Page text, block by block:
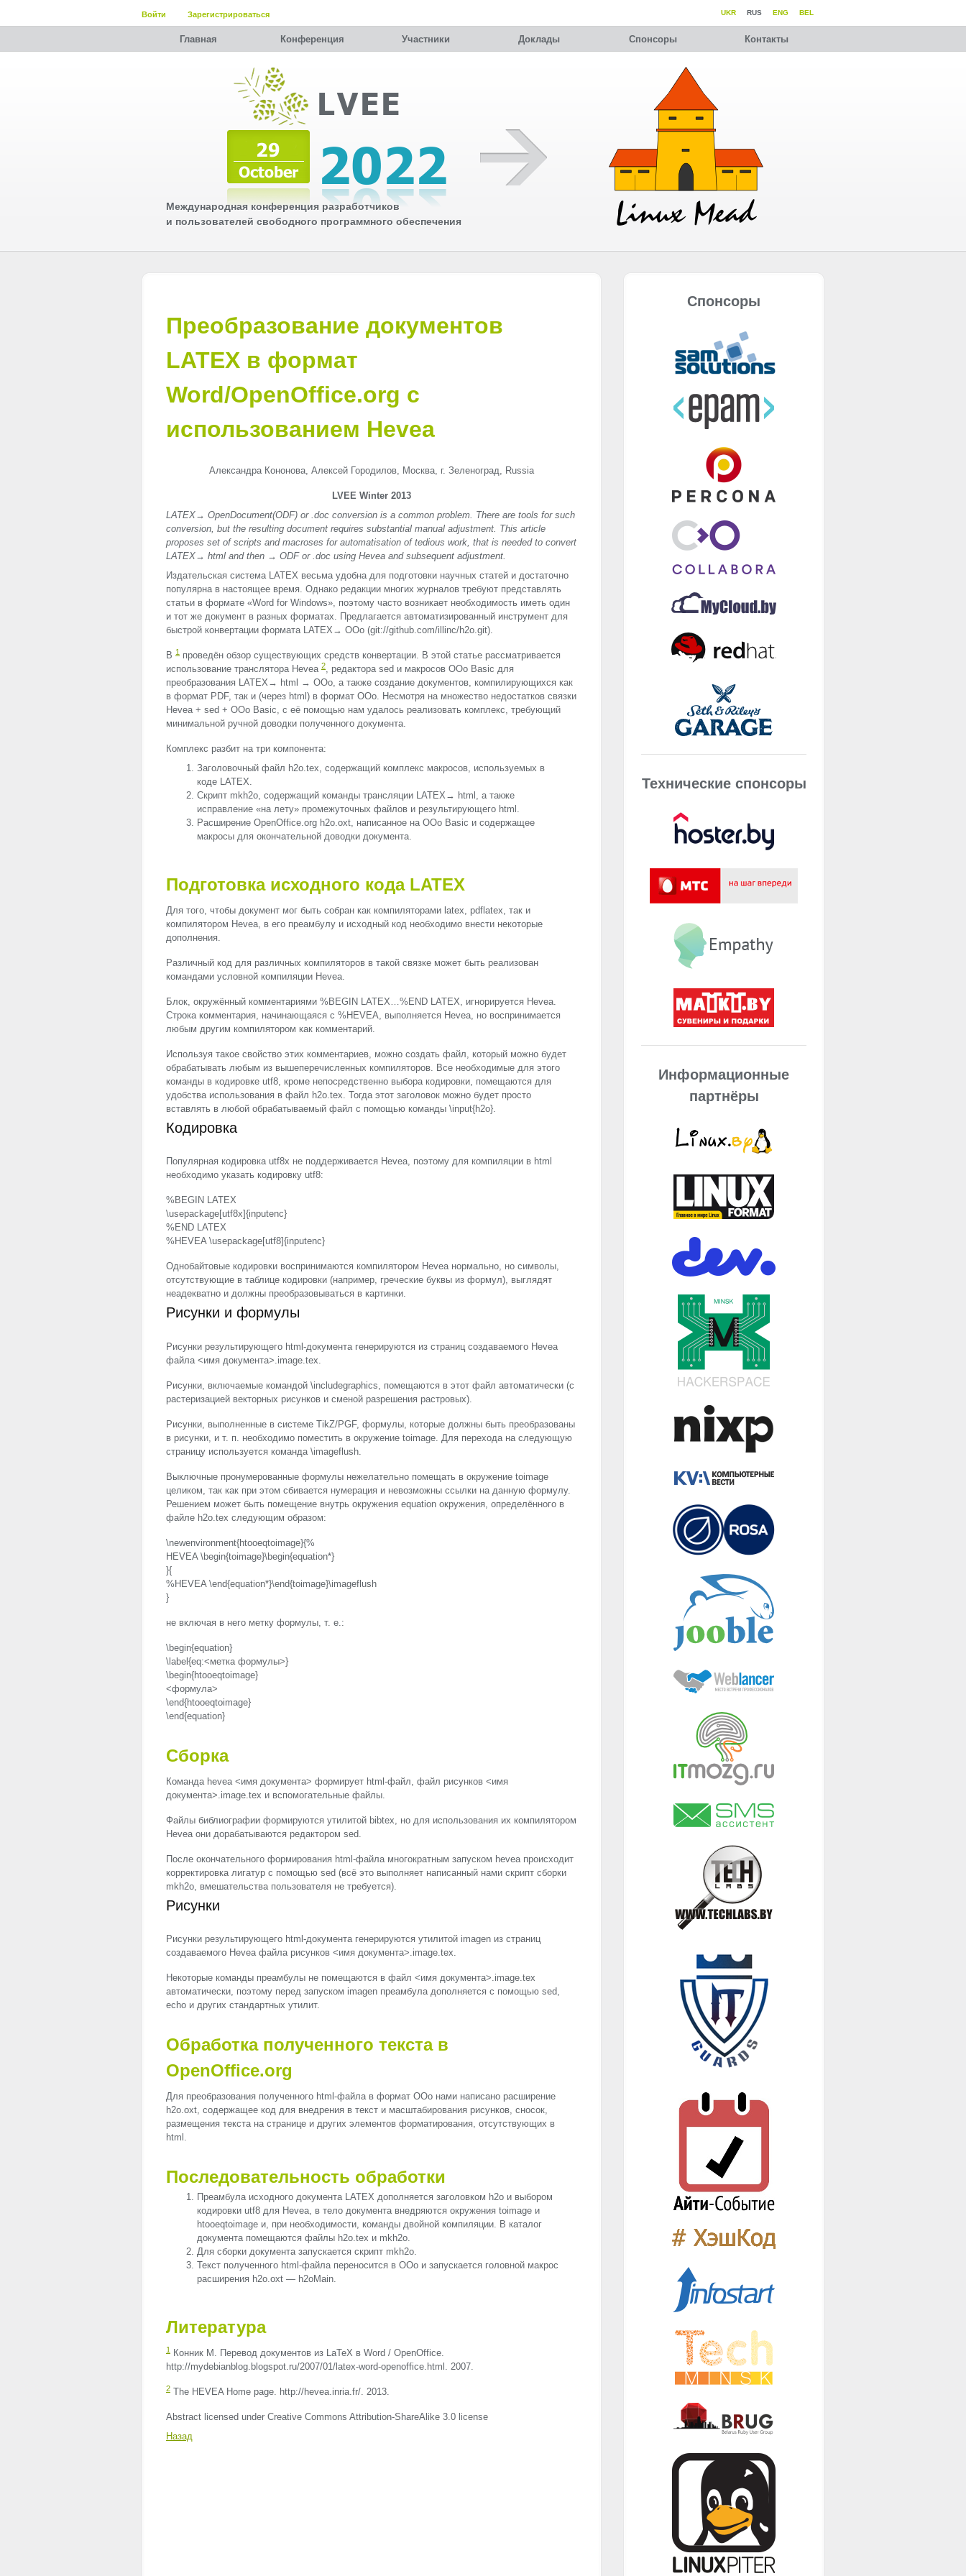
Войти Зарегистрироваться BEL
ENG
RUS
UKR
Главная Конференция Участники Доклады Спонсоры Контакты
Международная конференция разработчиков
и пользователей свободного программного обеспечения
Преобразование документов
LATEX в формат
Word/OpenOffice.org с
использованием Hevea
Александра Кононова, Алексей Городилов, Москва, г. Зеленоград, Russia
LVEE Winter 2013
LATEX→ OpenDocument(ODF) or .doc conversion is a common problem. There are tools for such
conversion, but the resulting document requires substantial manual adjustment. This article
proposes set of scripts and macroses for automatisation of tedious work, that is needed to convert
LATEX→ html and then → ODF or .doc using Hevea and subsequent adjustment.
Издательская система LATEX весьма удобна для подготовки научных статей и достаточно
популярна в настоящее время. Однако редакции многих журналов требуют представлять
статьи в формате «Word for Windows», поэтому часто возникает необходимость иметь один
и тот же документ в разных форматах. Предлагается автоматизированный инструмент для
быстрой конвертации формата LATEX→ OOo (git://github.com/illinc/h2o.git).
В 1 проведён обзор существующих средств конвертации. В этой статье рассматривается
использование транслятора Hevea 2, редактора sed и макросов OOo Basic для
преобразования LATEX→ html → OOo, а также создание документов, компилирующихся как
в формат PDF, так и (через html) в формат OOo. Несмотря на множество недостатков связки
Hevea + sed + OOo Basic, с её помощью нам удалось реализовать комплекс, требующий
минимальной ручной доводки полученного документа.
Комплекс разбит на три компонента:
Заголовочный файл h2o.tex, содержащий комплекс макросов, используемых в
коде LATEX.
Скрипт mkh2o, содержащий команды трансляции LATEX→ html, а также
исправление «на лету» промежуточных файлов и результирующего html.
Расширение OpenOffice.org h2o.oxt, написанное на OOo Basic и содержащее
макросы для окончательной доводки документа.
Подготовка исходного кода LATEX
Для того, чтобы документ мог быть собран как компиляторами latex, pdflatex, так и
компилятором Hevea, в его преамбулу и исходный код необходимо внести некоторые
дополнения.
Различный код для различных компиляторов в такой связке может быть реализован
командами условной компиляции Hevea.
Блок, окружённый комментариями %BEGIN LATEX …%END LATEX , игнорируется Hevea.
Строка комментария, начинающаяся с %HEVEA , выполняется Hevea, но воспринимается
любым другим компилятором как комментарий.
Используя такое свойство этих комментариев, можно создать файл, который можно будет
обрабатывать любым из вышеперечисленных компиляторов. Все необходимые для этого
команды в кодировке utf8, кроме непосредственно выбора кодировки, помещаются для
удобства использования в файл h2o.tex. Тогда этот заголовок можно будет просто
вставлять в любой обрабатываемый файл с помощью команды \input{h2o}.
Кодировка
Популярная кодировка utf8x не поддерживается Hevea, поэтому для компиляции в html
необходимо указать кодировку utf8:
% BEGIN LATEX
\usepackage[utf8x]{inputenc}
% END LATEX
% HEVEA\usepackage[utf8]{inputenc}
Однобайтовые кодировки воспринимаются компилятором Hevea нормально, но символы,
отсутствующие в таблице кодировки (например, греческие буквы из формул), выглядят
неадекватно и должны преобразовываться в картинки.
Рисунки и формулы
Рисунки результирующего html-документа генерируются из страниц создаваемого Hevea
файла <имя документа>.image.tex.
Рисунки, включаемые командой \includegraphics, помещаются в этот файл автоматически (с
растеризацией векторных рисунков и сменой разрешения растровых).
Рисунки, выполненные в системе TikZ/PGF, формулы, которые должны быть преобразованы
в рисунки, и т. п. необходимо поместить в окружение toimage. Для перехода на следующую
страницу используется команда \imageflush.
Выключные пронумерованные формулы нежелательно помещать в окружение toimage
целиком, так как при этом сбивается нумерация и невозможны ссылки на данную формулу.
Решением может быть помещение внутрь окружения equation окружения, определённого в
файле h2o.tex следующим образом:
\newenvironment{htooeqtoimage}{%
HEVEA \begin{toimage}\begin{equation*}
}{
%HEVEA \end{equation*}\end{toimage}\imageflush
}
не включая в него метку формулы, т. е.:
\begin{equation}
\label{eq:<метка формулы>}
\begin{htooeqtoimage}
<формула>
\end{htooeqtoimage}
\end{equation}
Сборка
Команда hevea <имя документа> формирует html-файл, файл рисунков <имя
документа>.image.tex и вспомогательные файлы.
Файлы библиографии формируются утилитой bibtex, но для использования их компилятором
Hevea они дорабатываются редактором sed.
После окончательного формирования html-файла многократным запуском hevea происходит
корректировка лигатур с помощью sed (всё это выполняет написанный нами скрипт сборки
mkh2o, вмешательства пользователя не требуется).
Рисунки
Рисунки результирующего html-документа генерируются утилитой imagen из страниц
создаваемого Hevea файла рисунков <имя документа>.image.tex.
Некоторые команды преамбулы не помещаются в файл <имя документа>.image.tex
автоматически, поэтому перед запуском imagen преамбула дополняется с помощью sed,
echo и других стандартных утилит.
Обработка полученного текста в
OpenOffice.org
Для преобразования полученного html-файла в формат OOo нами написано расширение
h2o.oxt, содержащее код для внедрения в текст и масштабирования рисунков, сносок,
размещения текста на странице и других элементов форматирования, отсутствующих в
html.
Последовательность обработки
Преамбула исходного документа LATEX дополняется заголовком h2o и выбором
кодировки utf8 для Hevea, в тело документа внедряются окружения toimage и
htooeqtoimage и, при необходимости, команды двойной компиляции. В каталог
документа помещаются файлы h2o.tex и mkh2o.
Для сборки документа запускается скрипт mkh2o.
Текст полученного html-файла переносится в OOo и запускается головной макрос
расширения h2o.oxt — h2oMain.
Литература
1 Конник М. Перевод документов из LaTeX в Word / OpenOffice.
http://mydebianblog.blogspot.ru/2007/01/latex-word-openoffice.html. 2007.
2 The HEVEA Home page. http://hevea.inria.fr/. 2013.
Abstract licensed under Creative Commons Attribution-ShareAlike 3.0 license
Назад
Спонсоры
Технические спонсоры
Информационные
партнёры